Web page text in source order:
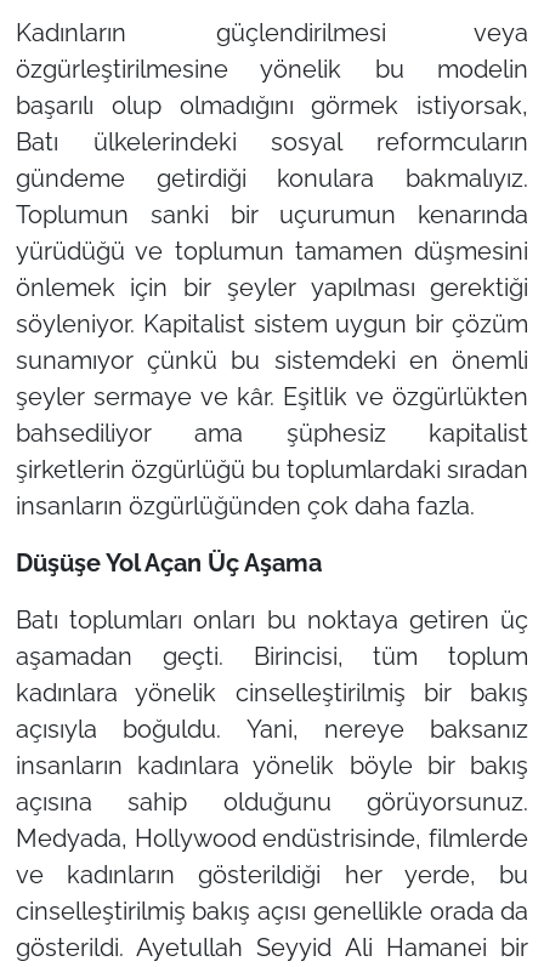
Kadınların güçlendirilmesi veya
özgürleştirilmesine yönelik bu modelin
başarılı olup olmadığını görmek istiyorsak,
Batı ülkelerindeki sosyal reformcuların
gündeme getirdiği konulara bakmalıyız.
Toplumun sanki bir uçurumun kenarında
yürüdüğü ve toplumun tamamen düşmesini
önlemek için bir şeyler yapılması gerektiği
söyleniyor. Kapitalist sistem uygun bir çözüm
sunamıyor çünkü bu sistemdeki en önemli
şeyler sermaye ve kâr. Eşitlik ve özgürlükten
bahsediliyor ama şüphesiz kapitalist
şirketlerin özgürlüğü bu toplumlardaki sıradan
insanların özgürlüğünden çok daha fazla.
Düşüşe Yol Açan Üç Aşama
Batı toplumları onları bu noktaya getiren üç
aşamadan geçti. Birincisi, tüm toplum
kadınlara yönelik cinselleştirilmiş bir bakış
açısıyla boğuldu. Yani, nereye baksanız
insanların kadınlara yönelik böyle bir bakış
açısına sahip olduğunu görüyorsunuz.
Medyada, Hollywood endüstrisinde, filmlerde
ve kadınların gösterildiği her yerde, bu
cinselleştirilmiş bakış açısı genellikle orada da
gösterildi. Ayetullah Seyyid Ali Hamanei bir